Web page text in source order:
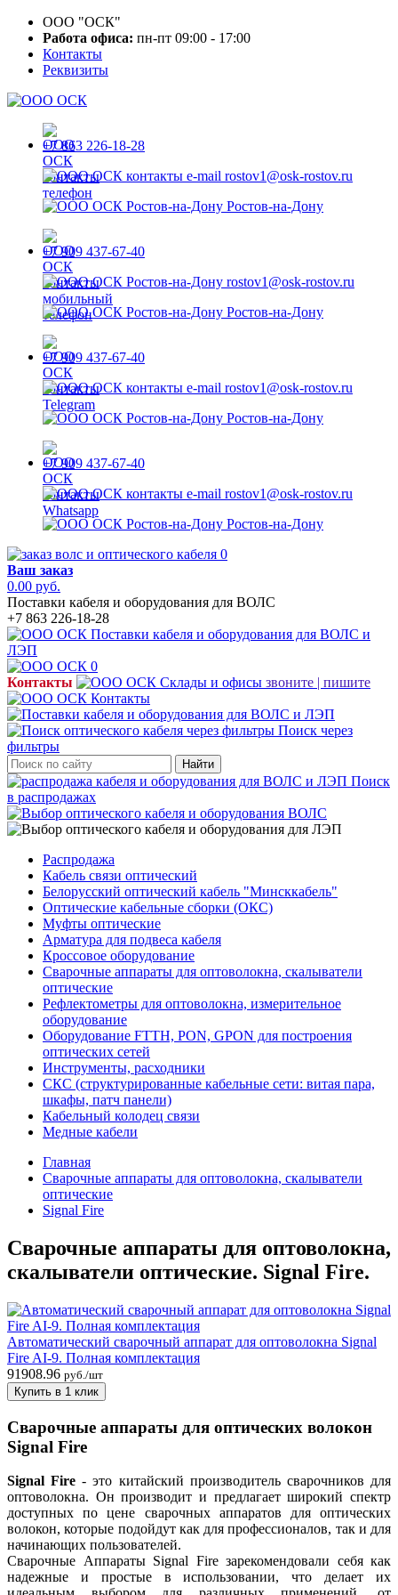
ООО "ОСК"
Работа офиса: пн-пт 09:00 - 17:00
Контакты
Реквизиты
+7 863 226-18-28
rostov1@osk-rostov.ru
Ростов-на-Дону
+7 909 437-67-40
rostov1@osk-rostov.ru
Ростов-на-Дону
+7 909 437-67-40
rostov1@osk-rostov.ru
Ростов-на-Дону
+7 909 437-67-40
rostov1@osk-rostov.ru
Ростов-на-Дону
0
Ваш заказ
0.00 руб.
Поставки кабеля и оборудования для ВОЛС
+7 863 226-18-28
0
Контакты
звоните | пишите
Поиск через
фильтры
Найти
Поиск
в распродажах
Распродажа
Кабель связи оптический
Белорусский оптический кабель "Минсккабель"
Оптические кабельные сборки (ОКС)
Муфты оптические
Арматура для подвеса кабеля
Кроссовое оборудование
Сварочные аппараты для оптоволокна, скалыватели
оптические
Рефлектометры для оптоволокна, измерительное
оборудование
Оборудование FTTH, PON, GPON для построения
оптических сетей
Инструменты, расходники
СКС (структурированные кабельные сети: ​витая пара,
шкафы, патч панели)
Кабельный колодец связи
Медные кабели
Главная
Сварочные аппараты для оптоволокна, скалыватели
оптические
Signal Fire
Сварочные аппараты для оптоволокна,
скалыватели оптические. Signal Fire.
Автоматический cварочный аппарат для оптоволокна Signal
Fire AI-9. Полная комплектация
91908.96 руб./шт
Купить в 1 клик
Сварочные аппараты для оптических волокон
Signal Fire
Signal Fire - это китайский производитель сварочников для
оптоволокна. Он производит и предлагает широкий спектр
доступных по цене сварочных аппаратов для оптических
волокон, которые подойдут как для профессионалов, так и для
начинающих пользователей.
Сварочные Аппараты Signal Fire зарекомендовали себя как
надежные и простые в использовании, что делает их